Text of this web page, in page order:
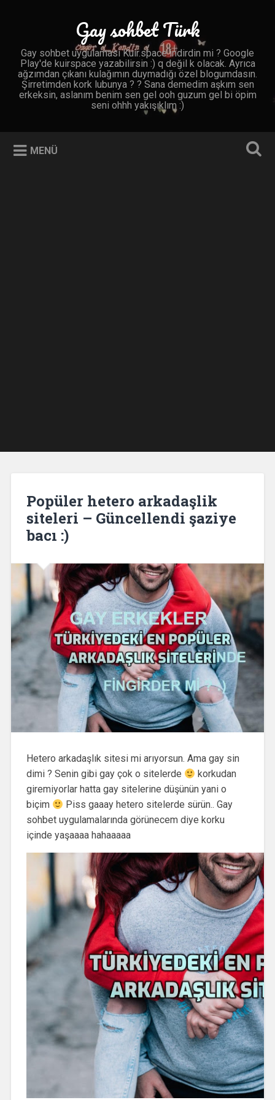
Gay sohbet Türk
Gay sohbet uygulaması Kuir.space indirdin mi ? Google
Play'de kuirspace yazabilirsin :) q değil k olacak. Ayrıca
ağzımdan çıkanı kulağımın duymadığı özel blogumdasın.
Şirretimden kork lubunya ? ? Sana demedim aşkım sen
erkeksin, aslanım benim sen gel ooh guzum gel bi öpim
seni ohhh yakışıklım :)
MENÜ
Popüler hetero arkadaşlik
siteleri – Güncellendi şaziye
bacı :)
Hetero arkadaşlık sitesi mi arıyorsun. Ama gay sin
dimi ? Senin gibi gay çok o sitelerde
korkudan
giremiyorlar hatta gay sitelerine düşünün yani o
biçim
Piss gaaay hetero sitelerde sürün.. Gay
sohbet uygulamalarında görünecem diye korku
içinde yaşaaaa hahaaaaa